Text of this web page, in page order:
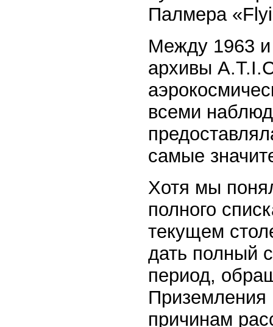
Палмера
Между 1963 и
архивы
всеми
самые
Хотя мы
полного
текущем
дать полный
период,
Приземления
причинам